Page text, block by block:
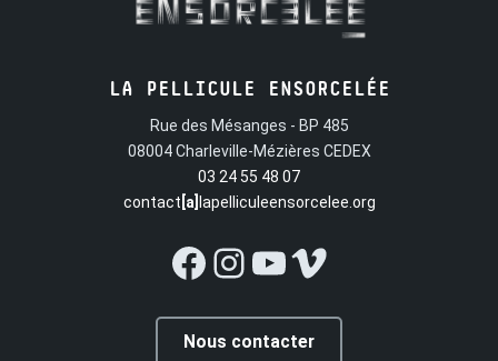
LA PELLICULE ENSORCELÉE
Rue des Mésanges - BP 485
08004 Charleville-Mézières CEDEX
03 24 55 48 07
contact [a]lapelliculeensorcelee.org
Facebook
Instagram
YouTube
Vimeo
Nous contacter